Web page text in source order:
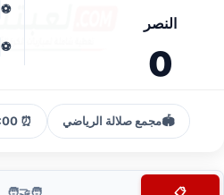
النصر
0
⚽
⚽
🏟️مجمع صلالة الرياضي ⏰ 19:00